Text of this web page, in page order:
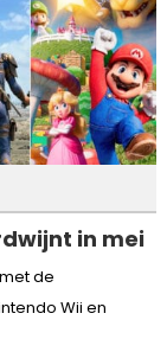
in mei
de
Wii en